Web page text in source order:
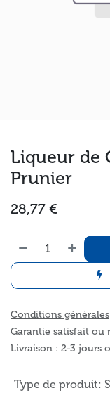
Liqueur de
Prunier
28,77 €
Conditions générales
Garantie satisfait ou
Livraison : 2-3 jours
Type de produit: